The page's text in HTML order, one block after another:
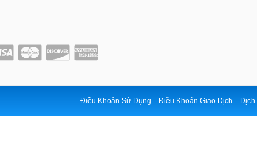
Điều Khoản Sử Dụng Điều Khoản Giao Dịch Dịch